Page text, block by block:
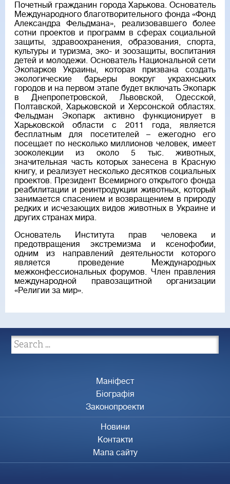
Почетный гражданин города Харькова. Основатель
Международного благотворительного фонда «Фонд
Александра Фельдмана», реализовавшего более
сотни проектов и программ в сферах социальной
защиты, здравоохранения, образования, спорта,
культуры и туризма, эко- и зоозащиты, воспитания
детей и молодежи. Основатель Национальной сети
Экопарков Украины, которая призвана создать
экологические барьеры вокруг украхнських
городов и на первом этапе будет включать Экопарк
в Днепропетровской, Львовской, Одесской,
Полтавской, Харьковской и Херсонской областях.
Фельдман Экопарк активно функционирует в
Харьковской области с 2011 года, является
бесплатным для посетителей – ежегодно его
посещает по несколько миллионов человек, имеет
зооколекции из около 5 тыс. животных,
значительная часть которых занесена в Красную
книгу, и реализует несколько десятков социальных
проектов. Президент Всемирного открытого фонда
реабилитации и реинтродукции животных, который
занимается спасением и возвращением в природу
редких и исчезающих видов животных в Украине и
других странах мира.
Основатель Института прав человека и
предотвращения экстремизма и ксенофобии,
одним из направлений деятельности которого
является проведение Международных
межконфессиональных форумов. Член правления
международной правозащитной организации
«Религии за мир».
Маніфест
Біографія
Законопроекти
Новини
Контакти
Мапа сайту